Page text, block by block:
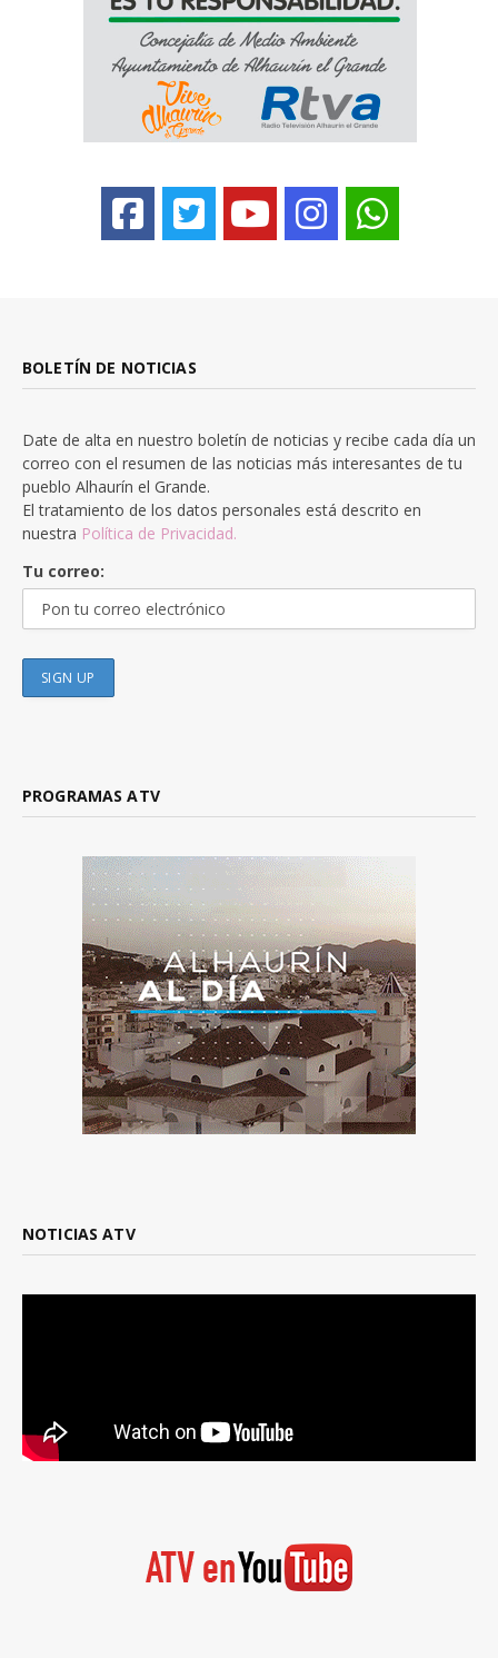
BOLETÍN DE NOTICIAS
Date de alta en nuestro boletín de noticias y recibe cada día un
correo con el resumen de las noticias más interesantes de tu
pueblo Alhaurín el Grande.
El tratamiento de los datos personales está descrito en
nuestra Política de Privacidad.
Tu correo:
PROGRAMAS ATV
NOTICIAS ATV